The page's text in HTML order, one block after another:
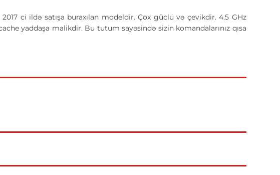
ci ildə satışa buraxılan modeldir. Çox güclü və çevikdir. 4.5 GHz
yaddaşa malikdir. Bu tutum sayəsində sizin komandalarınız qısa